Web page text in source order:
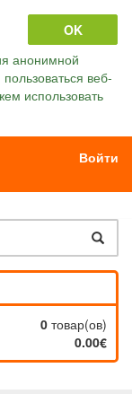
OK
анонимной
веб-
использовать
Войти
0 товар(ов)
0.00€